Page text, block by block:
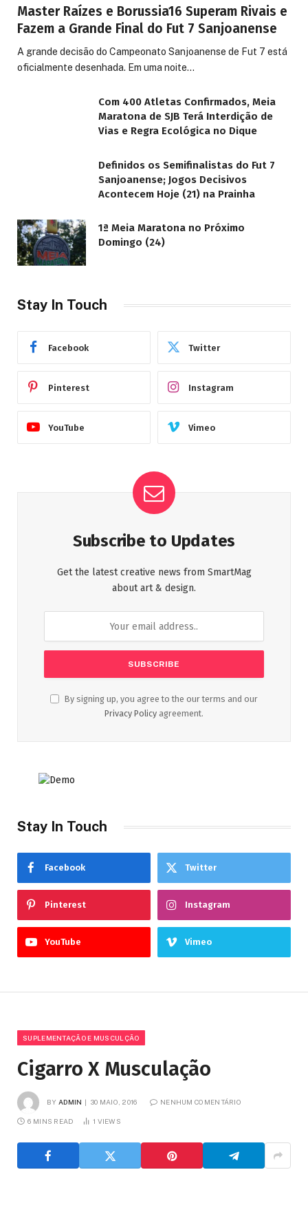
Master Raízes e Borussia16 Superam Rivais e
Fazem a Grande Final do Fut 7 Sanjoanense
A grande decisão do Campeonato Sanjoanense de Fut 7 está
oficialmente desenhada. Em uma noite…
Com 400 Atletas Confirmados, Meia
Maratona de SJB Terá Interdição de
Vias e Regra Ecológica no Dique
Definidos os Semifinalistas do Fut 7
Sanjoanense; Jogos Decisivos
Acontecem Hoje (21) na Prainha
1ª Meia Maratona no Próximo
Domingo (24)
Stay In Touch
Facebook Twitter
Pinterest Instagram
YouTube Vimeo
Subscribe to Updates
Get the latest creative news from SmartMag
about art & design.
By signing up, you agree to the our terms and our
Privacy Policy agreement.
Stay In Touch
Facebook Twitter
Pinterest Instagram
YouTube Vimeo
SUPLEMENTAÇÃO E MUSCULÇÃO
Cigarro X Musculação
BY ADMIN 30 MAIO, 2016 NENHUM COMENTÁRIO
6 MINS READ 1 VIEWS